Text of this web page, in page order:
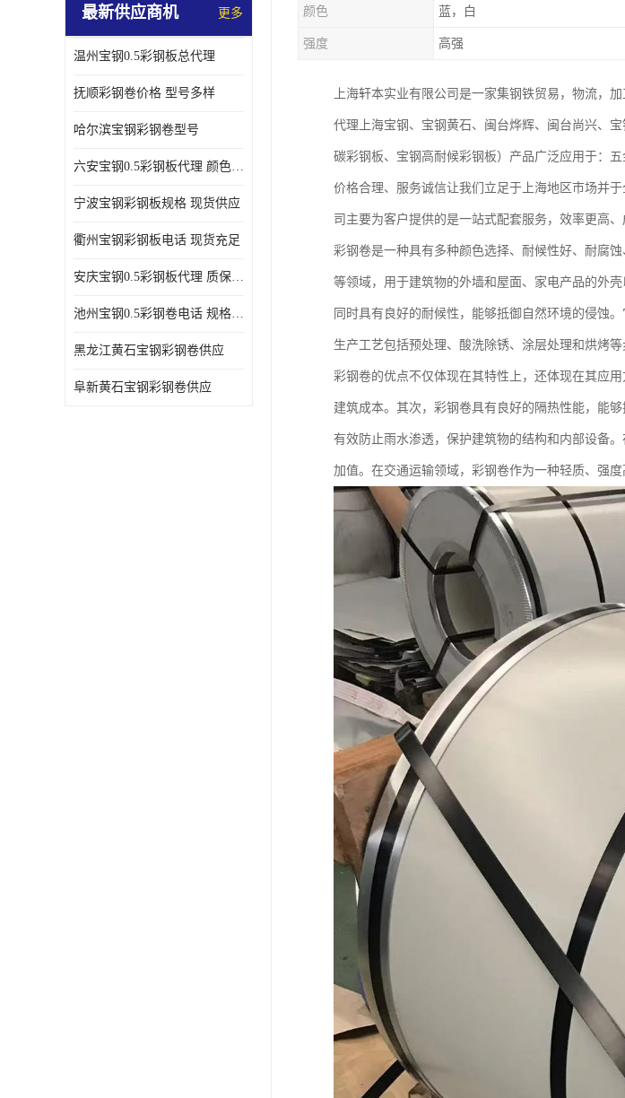
最新供应商机 更多
温州宝钢0.5彩钢板总代理
抚顺彩钢卷价格 型号多样
哈尔滨宝钢彩钢卷型号
六安宝钢0.5彩钢板代理 颜色定制
宁波宝钢彩钢板规格 现货供应
衢州宝钢彩钢板电话 现货充足
安庆宝钢0.5彩钢板代理 质保十年起
池州宝钢0.5彩钢卷电话 规格多样
黑龙江黄石宝钢彩钢卷供应
阜新黄石宝钢彩钢卷供应
颜色 蓝，白
强度 高强
上海轩本实业有限公司是一家集钢铁贸易，物流，
代理上海宝钢、宝钢黄石、闽台烨辉、闽台尚兴、
碳彩钢板、宝钢高耐候彩钢板）产品广泛应用于：
价格合理、服务诚信让我们立足于上海地区市场并
司主要为客户提供的是一站式配套服务，效率更高
彩钢卷是一种具有多种颜色选择、耐候性好、耐腐
等领域，用于建筑物的外墙和屋面、家电产品的外
同时具有良好的耐候性，能够抵御自然环境的侵蚀
生产工艺包括预处理、酸洗除锈、涂层处理和烘烤等
彩钢卷的优点不仅体现在其特性上，还体现在其应
建筑成本。其次，彩钢卷具有良好的隔热性能，能
有效防止雨水渗透，保护建筑物的结构和内部设备
加值。在交通运输领域，彩钢卷作为一种轻质、强